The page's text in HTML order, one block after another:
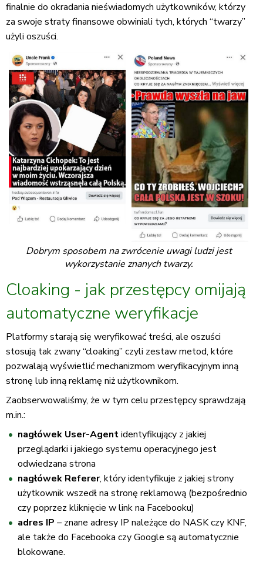
finalnie do okradania nieświadomych użytkowników, którzy
za swoje straty finansowe obwiniali tych, których “twarzy”
użyli oszuści.
Dobrym sposobem na zwrócenie uwagi ludzi jest
wykorzystanie znanych twarzy.
Cloaking - jak przestępcy omijają
automatyczne weryfikacje
Platformy starają się weryfikować treści, ale oszuści
stosują tak zwany “cloaking” czyli zestaw metod, które
pozwalają wyświetlić mechanizmom weryfikacyjnym inną
stronę lub inną reklamę niż użytkownikom.
Zaobserwowaliśmy, że w tym celu przestępcy sprawdzają
m.in.:
nagłówek User-Agentidentyfikujący z jakiej
przeglądarki i jakiego systemu operacyjnego jest
odwiedzana strona
nagłówek Referer, który identyfikuje z jakiej strony
użytkownik wszedł na stronę reklamową (bezpośrednio
czy poprzez kliknięcie w link na Facebooku)
adres IP – znane adresy IP należące do NASK czy KNF,
ale także do Facebooka czy Google są automatycznie
blokowane.